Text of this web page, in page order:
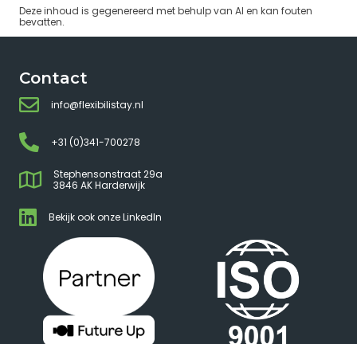
Deze inhoud is gegenereerd met behulp van AI en kan fouten
bevatten.
Contact
info@flexibilistay.nl
+31 (0)341-700278
Stephensonstraat 29a
3846 AK Harderwijk
Bekijk ook onze LinkedIn